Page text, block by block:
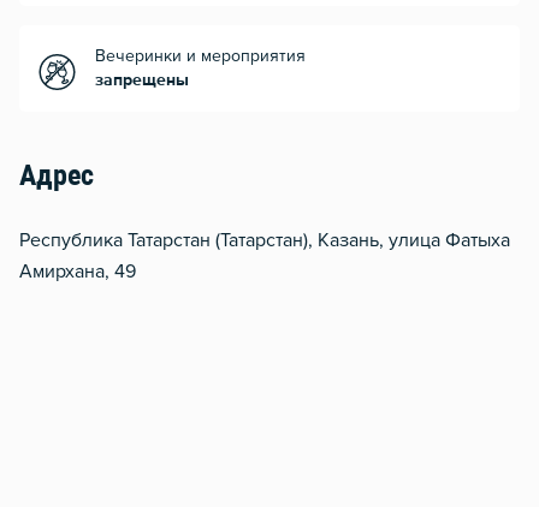
Вечеринки и мероприятия
запрещены
Адрес
Республика Татарстан (Татарстан), Казань, улица Фатыха
Амирхана, 49